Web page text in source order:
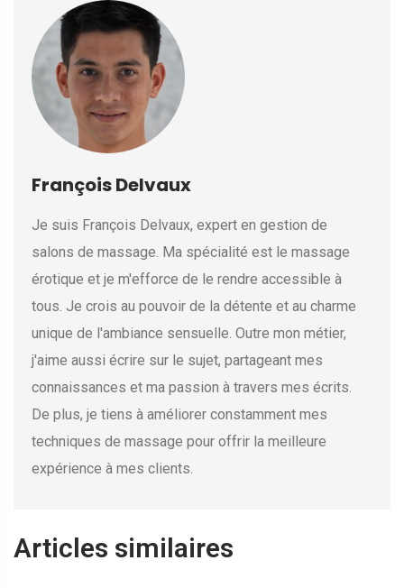
François Delvaux
Je suis François Delvaux, expert en gestion de
salons de massage. Ma spécialité est le massage
érotique et je m'efforce de le rendre accessible à
tous. Je crois au pouvoir de la détente et au charme
unique de l'ambiance sensuelle. Outre mon métier,
j'aime aussi écrire sur le sujet, partageant mes
connaissances et ma passion à travers mes écrits.
De plus, je tiens à améliorer constamment mes
techniques de massage pour offrir la meilleure
expérience à mes clients.
Articles similaires